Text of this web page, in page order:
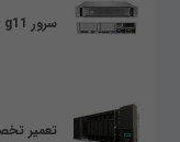
سرور dl380 g11
تعمیر